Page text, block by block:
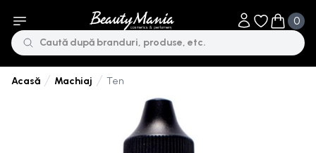
Obiecte în
0
Obiecte
Acasă Machiaj Ten